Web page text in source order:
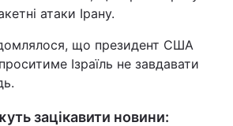
атаки Ірану.
що президент США
проситиме Ізраїль не завдавати
зацікавити новини: